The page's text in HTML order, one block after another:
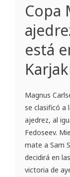
Copa
está
Magnus
se clasificó a
ajedrez, al
Fedoseev.
mate a Sam
decidirá en
victoria de